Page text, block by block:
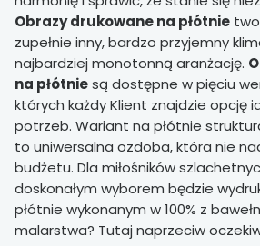
Obrazy drukowane na płótnie
zupełnie inny, bardzo przyjemny
najbardziej monotonną aranżację.
na płótniesą dostępne w pięciu
których każdy Klient znajdzie opcję
potrzeb. Wariant na płótnie
to uniwersalna ozdoba, która nie
budżetu. Dla miłośników
doskonałym wyborem będzie
płótnie wykonanym w 100% z
malarstwa? Tutaj naprzeciw